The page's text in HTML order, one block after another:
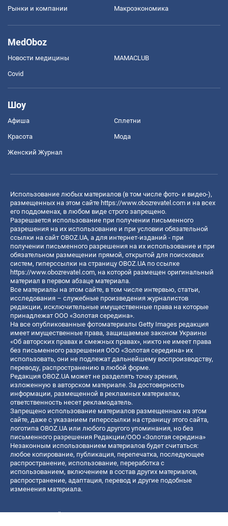
Рынки и компании Mакроэкономика
MedOboz
Новости медицины MAMACLUB
Covid
Шоу
Афиша Сплетни
Красота Мода
Женский Журнал
Использование любых материалов (в том числе фото- и видео-),
размещенных на этом сайте https://www.obozrevatel.com и на всех
его поддоменах, в любом виде строго запрещено.
Разрешается использование при получении письменного
разрешения на их использование и при условии обязательной
ссылки на сайт OBOZ.UA, а для интернет-изданий - при
получении письменного разрешения на их использование и при
обязательном размещении прямой, открытой для поисковых
систем, гиперссылки на страницу OBOZ.UA по ссылке
https://www.obozrevatel.com, на которой размещен оригинальный
материал в первом абзаце материала.
Все материалы на этом сайте, в том числе интервью, статьи,
исследования – служебные произведения журналистов
редакции, исключительные имущественные права на которые
принадлежат ООО «Золотая середина».
На все опубликованные фотоматериалы Getty Images редакция
имеет имущественные права, защищаемые законом Украины
«Об авторских правах и смежных правах», никто не имеет права
без письменного разрешения ООО «Золотая середина» их
использовать, они не подлежат дальнейшему воспроизводству,
переводу, распространению в любой форме.
Редакция OBOZ.UA может не разделять точку зрения,
изложенную в авторском материале. За достоверность
информации, размещенной в рекламных материалах,
ответственность несет рекламодатель.
Запрещено использование материалов размещенных на этом
сайте, даже с указанием гиперссылки на страницу этого сайта,
логотипа OBOZ.UA или любого другого упоминания, но без
письменного разрешения Редакции/ООО «Золотая середина»
Незаконным использованием материалов будет считаться:
любое копирование, публикация, перепечатка, последующее
распространение, использование, переработка с
использованием, включением в состав других материалов,
распространение, адаптация, перевод и другие подобные
изменения материала.
Название онлайн медиа — «OBOZ.UA»